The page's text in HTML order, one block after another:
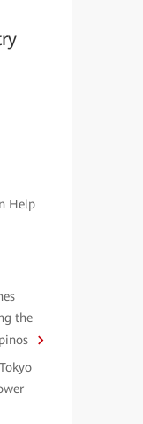
Help
the